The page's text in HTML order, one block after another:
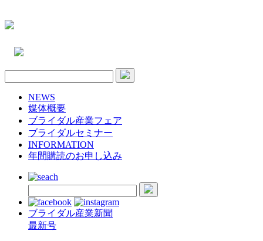
NEWS
媒体概要
ブライダル産業フェア
ブライダルセミナー
INFORMATION
年間購読のお申し込み
ブライダル産業新聞
最新号